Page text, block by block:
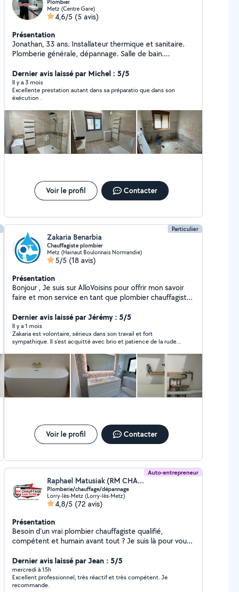
Plombier
Metz (Centre Gare)
4,6/5 (5 avis)
Présentation
Jonathan, 33 ans. Installateur thermique et sanitaire.
Plomberie générale, dépannage. Salle de bain.
cela que j'étudie sérieusement et soigneusement
chaque demande. Déplacement pour dépannage
possible le week-end.
Dernier avis laissé par Michel : 5/5
Il y a 3 mois
Excellente prestation autant dans sa préparatio que dans son
éxécution .
Voir le profil Contacter
Particulier
Zakaria Benarbia
Chauffagiste plombier
Metz (Hainaut Boulonnais Normandie)
5/5 (18 avis)
Présentation
Bonjour , Je suis sur AlloVoisins pour offrir mon savoir
faire et mon service en tant que plombier chauffagiste
travaux.
Dernier avis laissé par Jérémy : 5/5
Il y a 1 mois
Zakaria est volontaire, sérieux dans son travail et fort
sympathique. Il s'est acquitté avec brio et patience de la rude
Voir le profil Contacter
Auto-entrepreneur
Raphael Matusiak (RM CHAUFFAGE SANITAIRE)
Plomberie/chauffage/dépannage
Lorry-lès-Metz (Lorry-lès-Metz)
4,8/5 (72 avis)
Présentation
Besoin d'un vrai plombier chauffagiste qualifié,
compétent et humain avant tout ? Je suis là pour vous !
chauffagiste et dépanneur pour n'importe quels types
de problème touchant au chauffage, à la climatisation
et au sanitaire. - chauffage gaz/fioul/bois/pellet -
sanitaire/salle de bain clés en main/chauffe eau -
Dernier avis laissé par Jean : 5/5
mercredi à 15h
Excellent professionnel, très réactif et très compétent. Je
recommande.